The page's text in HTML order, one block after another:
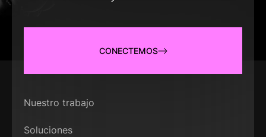
CONECTEMOS
Nuestro trabajo
Soluciones